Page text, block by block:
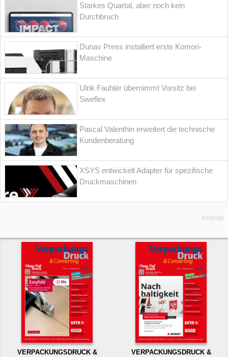
Starkes Quartal, aber noch kein
Durchbruch
Dunav Press installiert erste Komori-
Maschine
Ulrik Fauhlér übernimmt Vorsitz bei
Sweflex
Pascal Valenthin erweitert die technische
Kundenberatung
XSYS entwickelt Adapter für spezifische
Druckmaschinen
Anzeige
VERPACKUNGSDRUCK &
VERPACKUNGSDRUCK &